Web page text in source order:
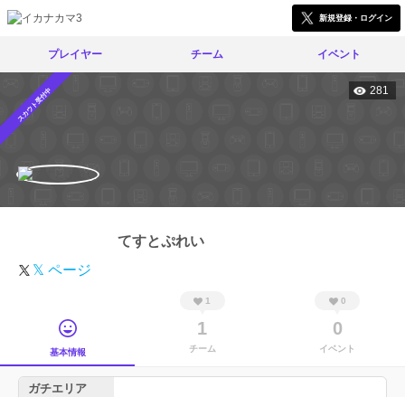
新規登録・ログイン
プレイヤー チーム イベント
スカウト受付中 281
てすとぷれい
𝕏 ページ
基本情報
1
1
チーム
0
0
イベント
ガチエリア